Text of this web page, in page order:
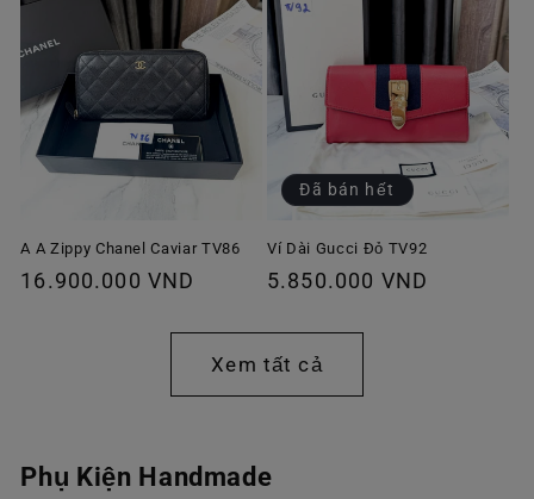
A A Zippy Chanel Caviar TV86
Giá
16.900.000 VND
Đã bán hết
Ví Dài Gucci Đỏ TV92
Giá
thường
5.850.000 VND
Xem tất cả
Phụ Kiện Handmade